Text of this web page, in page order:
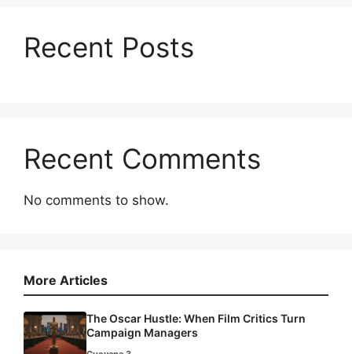
Recent Posts
Recent Comments
No comments to show.
More Articles
The Oscar Hustle: When Film Critics Turn
Campaign Managers